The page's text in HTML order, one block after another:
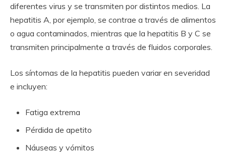
diferentes virus y se transmiten por distintos medios. La
hepatitis A, por ejemplo, se contrae a través de alimentos
o agua contaminados, mientras que la hepatitis B y C se
transmiten principalmente a través de fluidos corporales.
Los síntomas de la hepatitis pueden variar en severidad
e incluyen:
Fatiga extrema
Pérdida de apetito
Náuseas y vómitos